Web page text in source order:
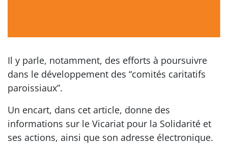
Il y parle, notamment, des efforts à poursuivre
dans le développement des “comités caritatifs
paroissiaux”.
Un encart, dans cet article, donne des
informations sur le Vicariat pour la Solidarité et
ses actions, ainsi que son adresse électronique.